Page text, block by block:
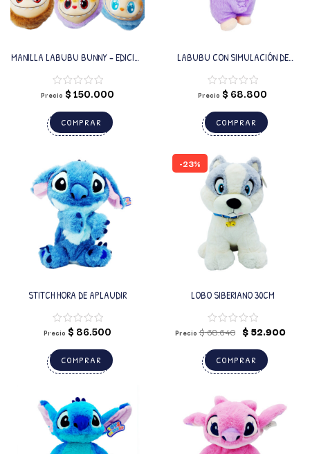
MANILLA LABUBU BUNNY – EDICIÓN
COLECCIONABLE CON MOVIMIENTO,
LUCES Y SONIDO X 12 UNIDADES
Precio $150.000
COMPRAR
LABUBU CON SIMULACIÓN DE
RESPIRACIÓN
Precio $ 68.800
COMPRAR
STITCH HORA DE APLAUDIR
Precio $ 86.500
COMPRAR
-23%
LOBO SIBERIANO 30CM
Precio $68.640 $52.900
COMPRAR